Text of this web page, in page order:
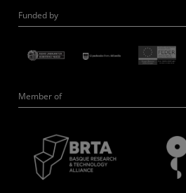
Funded by
Member of